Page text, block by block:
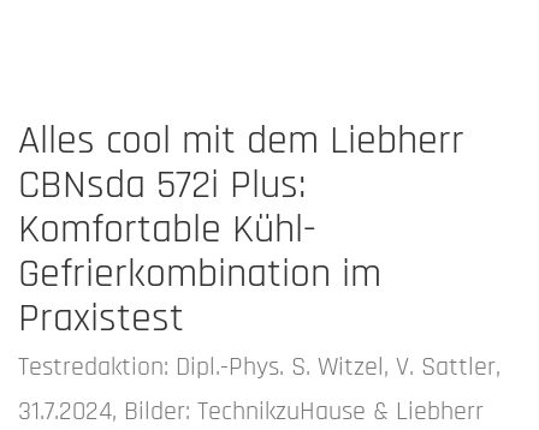
Alles cool mit dem Liebherr
CBNsda 572i Plus:
Komfortable Kühl-
Gefrierkombination im
Praxistest
Testredaktion: Dipl.-Phys. S. Witzel, V. Sattler,
31.7.2024, Bilder: TechnikzuHause & Liebherr